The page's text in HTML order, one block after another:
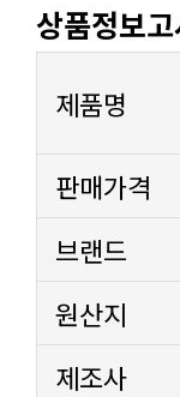
상품정보고
제품명
판매가격
브랜드
원산지
제조사